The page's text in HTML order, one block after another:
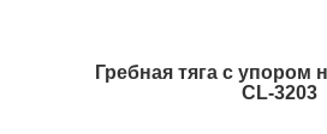
Гребная тяга с упором
CL-3203